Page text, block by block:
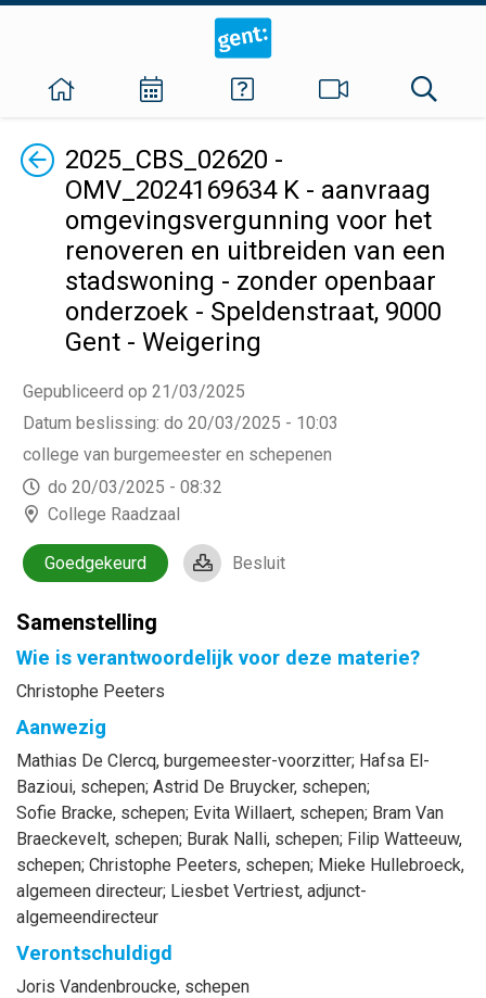
Terug2025_CBS_02620 -
OMV_2024169634 K - aanvraag
omgevingsvergunning voor het
renoveren en uitbreiden van een
stadswoning - zonder openbaar
onderzoek - Speldenstraat, 9000
Gent - Weigering
Gepubliceerd op 21/03/2025
Datum beslissing: do 20/03/2025 - 10:03
college van burgemeester en schepenen
do 20/03/2025 - 08:32
College Raadzaal
Goedgekeurd Besluit
Samenstelling
Wie is verantwoordelijk voor deze materie?
Christophe Peeters
Aanwezig
Mathias De Clercq, burgemeester-voorzitter; Hafsa El-
Bazioui, schepen; Astrid De Bruycker, schepen;
Sofie Bracke, schepen; Evita Willaert, schepen; Bram Van
Braeckevelt, schepen; Burak Nalli, schepen; Filip Watteeuw,
schepen; Christophe Peeters, schepen; Mieke Hullebroeck,
algemeen directeur; Liesbet Vertriest, adjunct-
algemeendirecteur
Verontschuldigd
Joris Vandenbroucke, schepen